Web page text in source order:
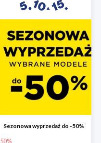
Sezonowa wyprzedaż do -50%
50%